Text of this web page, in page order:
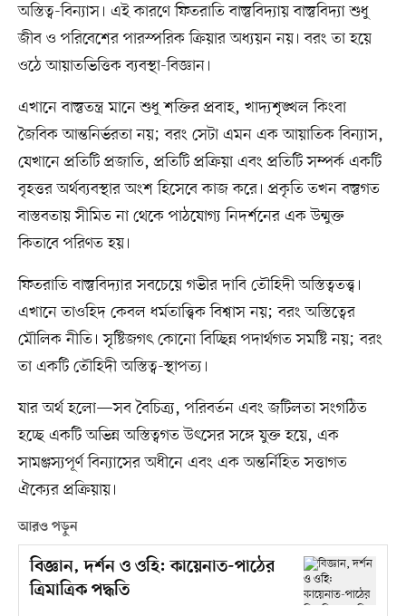
অস্তিত্ব-বিন্যাস। এই কারণে ফিতরাতি বাস্তুবিদ্যায় বাস্তুবিদ্যা শুধু
জীব ও পরিবেশের পারস্পরিক ক্রিয়ার অধ্যয়ন নয়। বরং তা হয়ে
ওঠে আয়াতভিত্তিক ব্যবস্থা-বিজ্ঞান।
এখানে বাস্তুতন্ত্র মানে শুধু শক্তির প্রবাহ, খাদ্যশৃঙ্খল কিংবা
জৈবিক আন্তনির্ভরতা নয়; বরং সেটা এমন এক আয়াতিক বিন্যাস,
যেখানে প্রতিটি প্রজাতি, প্রতিটি প্রক্রিয়া এবং প্রতিটি সম্পর্ক একটি
বৃহত্তর অর্থব্যবস্থার অংশ হিসেবে কাজ করে। প্রকৃতি তখন বস্তুগত
বাস্তবতায় সীমিত না থেকে পাঠযোগ্য নিদর্শনের এক উন্মুক্ত
কিতাবে পরিণত হয়।
ফিতরাতি বাস্তুবিদ্যার সবচেয়ে গভীর দাবি তৌহিদী অস্তিত্বতত্ত্ব।
এখানে তাওহিদ কেবল ধর্মতাত্ত্বিক বিশ্বাস নয়; বরং অস্তিত্বের
মৌলিক নীতি। সৃষ্টিজগৎ কোনো বিচ্ছিন্ন পদার্থগত সমষ্টি নয়; বরং
তা একটি তৌহিদী অস্তিত্ব-স্থাপত্য।
যার অর্থ হলো—সব বৈচিত্র্য, পরিবর্তন এবং জটিলতা সংগঠিত
হচ্ছে একটি অভিন্ন অস্তিত্বগত উৎসের সঙ্গে যুক্ত হয়ে, এক
সামঞ্জস্যপূর্ণ বিন্যাসের অধীনে এবং এক অন্তর্নিহিত সত্তাগত
ঐক্যের প্রক্রিয়ায়।
আরও পড়ুন
বিজ্ঞান, দর্শন ও ওহি: কায়েনাত-পাঠের
ত্রিমাত্রিক পদ্ধতি